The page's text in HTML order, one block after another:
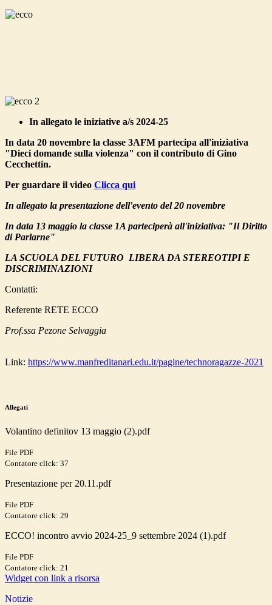
In allegato le iniziative a/s 2024-25
In data 20 novembre la classe 3AFM partecipa all'iniziativa
"Dieci domande sulla violenza" con il contributo di Gino
Cecchettin.
Per guardare il video Clicca qui
In allegato la presentazione dell'evento del 20 novembre
In data 13 maggio la classe 1A parteciperà all'iniziativa: "Il Diritto
di Parlarne"
LA SCUOLA DEL FUTURO LIBERA DA STEREOTIPI E
DISCRIMINAZIONI
Contatti:
Referente RETE ECCO
Prof.ssa Pezone Selvaggia
Link: https://www.manfreditanari.edu.it/pagine/technoragazze-2021
Allegati
Volantino definitov 13 maggio (2).pdf
File PDF
Contatore click: 37
Presentazione per 20.11.pdf
File PDF
Contatore click: 29
ECCO! incontro avvio 2024-25_9 settembre 2024 (1).pdf
File PDF
Contatore click: 21
Widget con link a risorsa
Notizie